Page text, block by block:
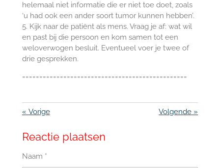
helemaal niet informatie die er niet toe doet, zoals
‘u had ook een ander soort tumor kunnen hebben’.
5. Kijk naar de patiënt als mens. Vraag je af: wat wil
en past bij die persoon en kom samen tot een
weloverwogen besluit. Eventueel voer je twee of
drie gesprekken.
================================================
« Vorige Volgende »
Reactie plaatsen
Naam *